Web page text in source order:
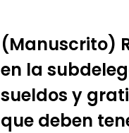
(Manuscrito)
en la
sueldos y
que deben